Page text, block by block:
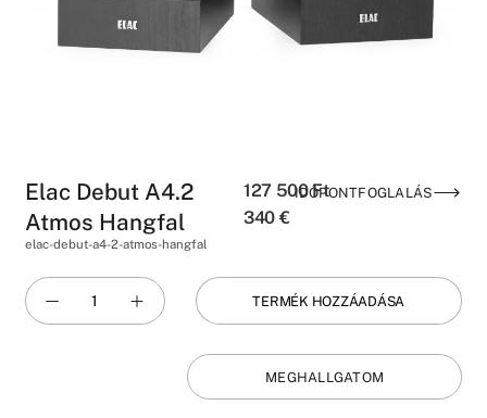
IDŐPONTFOGLALÁS
Elac Debut A4.2
Atmos Hangfal
elac-debut-a4-2-atmos-hangfal
127 500Ft
340 €
TERMÉK HOZZÁADÁSA
MEGHALLGATOM